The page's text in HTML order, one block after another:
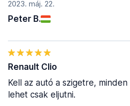
2023. máj. 22.
Peter B.
Renault Clio
Kell az autó a szigetre,
lehet csak eljutni.